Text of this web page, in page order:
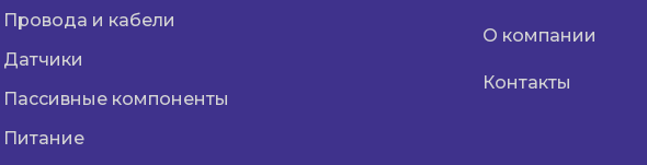
Провода и кабели
Датчики
Пассивные компоненты
Питание
О компании
Контакты